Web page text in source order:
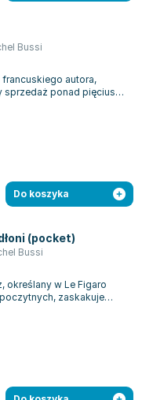
Bussi
autora,
sprzedaż ponad pięciuset
uwagę c...
Do koszyka
(pocket)
Bussi
określany w Le Figaro
zaskakuje
fabułą...